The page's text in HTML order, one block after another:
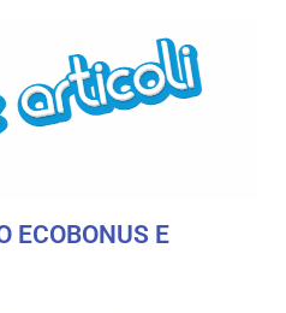
ECOBONUS E